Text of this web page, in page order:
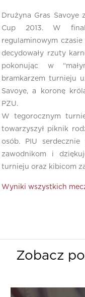
Drużyna Gras Savoye
Cup 2013. W
regulaminowym
decydowały rzuty
pokonując w
bramkarzem turnieju
Savoye, a koronę
PZU.
W tegorocznym
towarzyszył piknik
osób. PIU
zawodnikom i
turnieju oraz kibicom
Wyniki wszystkich
Zobacz